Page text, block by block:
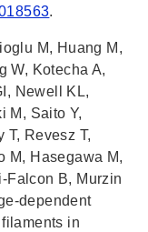
.
M, Huang M,
W, Kotecha A,
Newell KL,
M, Saito Y,
T, Revesz T,
M, Hasegawa M,
Falcon B, Murzin
dependent
in